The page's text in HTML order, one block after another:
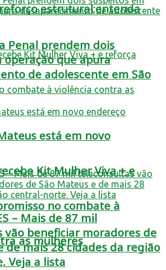
estrutural;entenda
Kit Mulher Viva + e
no combate à
as mulheres
Penal prendem dois
operação que apura
de adolescente em São
está em novo
– Mais de 87 mil
vão beneficiar moradores de
de mais 28 cidades da região
Veja a lista